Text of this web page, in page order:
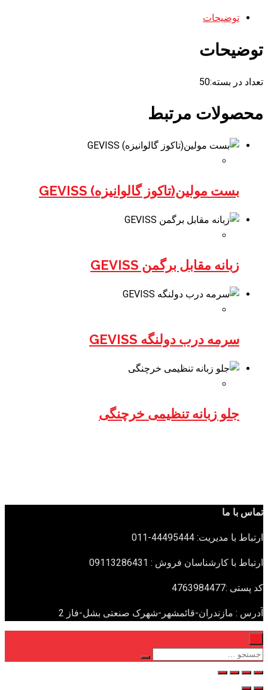
توضیحات
توضیحات
تعداد در بسته:50
محصولات مرتبط
بست مولین(تاکوز گالوانیزه) GEVISS
زبانه مقابل برگمن GEVISS
سرمه درب دولنگه GEVISS
جلو زبانه تنظیمی خرچنگی
تماس با ما
ارتباط با مدیریت: 44495444-011
ارتباط با کارشناسان فروش : 09113286431
کد پستی :4763984477
آدرس : مازندران-قائمشهر-شهرک صنعتی بشل-فاز 2